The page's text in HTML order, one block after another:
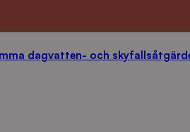
dagvatten- och